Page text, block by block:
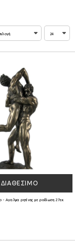
ΔΙΑΘΈΣΙΜΟ
- Αγαλμα ρητίνης με ροδίωση 27εκ